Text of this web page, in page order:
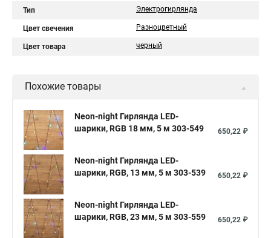
Тип Электрогирлянда
Цвет свечения Разноцветный
Цвет товара черный
Похожие товары
Neon-night Гирлянда LED-
шарики, RGB 18 мм, 5 м 303-549
650,22 ₽
Neon-night Гирлянда LED-
шарики, RGB, 13 мм, 5 м 303-539
650,22 ₽
Neon-night Гирлянда LED-
шарики, RGB, 23 мм, 5 м 303-559
650,22 ₽